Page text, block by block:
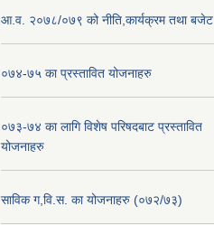
आ.व. २०७८/०७९ को नीति,कार्यक्रम तथा बजेट
०७४-७५ का प्रस्तावित योजनाहरु
०७३-७४ का लागि विशेष परिषदबाट प्रस्तावित
योजनाहरु
साविक ग,वि.स. का योजनाहरु (०७२/७३)